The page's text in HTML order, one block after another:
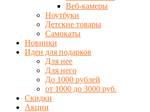
Веб-камеры
Ноутбуки
Детские товары
Самокаты
Новинки
Идеи для подарков
Для нее
Для него
До 1000 рублей
от 1000 до 3000 руб.
Скидки
Акции